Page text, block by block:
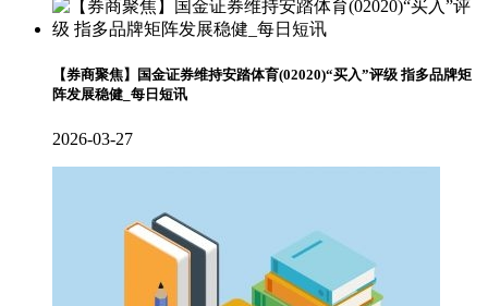
【券商聚焦】国金证券维持安踏体育(02020)“买入”评级 指多品牌矩
阵发展稳健_每日短讯
2026-03-27